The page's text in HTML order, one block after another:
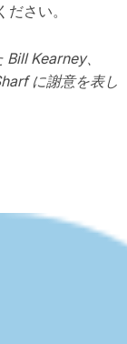
さい。
Kearney、
に謝意を表し